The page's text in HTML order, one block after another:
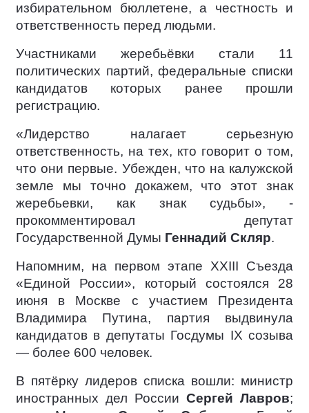
избирательном бюллетене, а честность и
ответственность перед людьми.
Участниками жеребьёвки стали 11
политических партий, федеральные списки
кандидатов которых ранее прошли
регистрацию.
«Лидерство налагает серьезную
ответственность, на тех, кто говорит о том,
что они первые. Убежден, что на калужской
земле мы точно докажем, что этот знак
жеребьевки, как знак судьбы», -
прокомментировал депутат
Государственной Думы Геннадий Скляр.
Напомним, на первом этапе XXIII Съезда
«Единой России», который состоялся 28
июня в Москве с участием Президента
Владимира Путина, партия выдвинула
кандидатов в депутаты Госдумы IX созыва
— более 600 человек.
В пятёрку лидеров списка вошли: министр
иностранных дел России Сергей Лавров;